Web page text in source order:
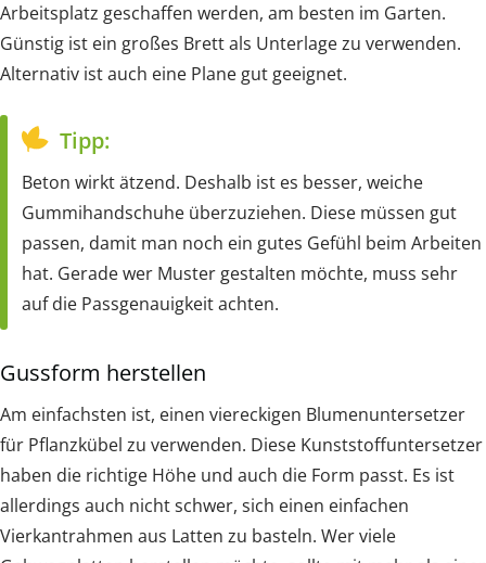
Arbeitsplatz geschaffen werden, am besten im Garten.
Günstig ist ein großes Brett als Unterlage zu verwenden.
Alternativ ist auch eine Plane gut geeignet.
Tipp:
Beton wirkt ätzend. Deshalb ist es besser, weiche
Gummihandschuhe überzuziehen. Diese müssen gut
passen, damit man noch ein gutes Gefühl beim Arbeiten
hat. Gerade wer Muster gestalten möchte, muss sehr
auf die Passgenauigkeit achten.
Gussform herstellen
Am einfachsten ist, einen viereckigen Blumenuntersetzer
für Pflanzkübel zu verwenden. Diese Kunststoffuntersetzer
haben die richtige Höhe und auch die Form passt. Es ist
allerdings auch nicht schwer, sich einen einfachen
Vierkantrahmen aus Latten zu basteln. Wer viele